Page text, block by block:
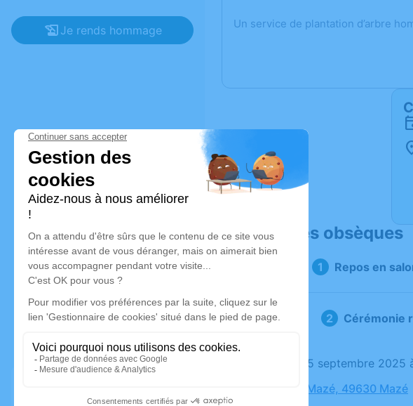
Je rends hommage Un service de plantation d’arbre
Déroulé des obsèques
Repos en
Cérémonie
Le jeudi 25 septembre 2025
Église de Mazé, 49630 Mazé